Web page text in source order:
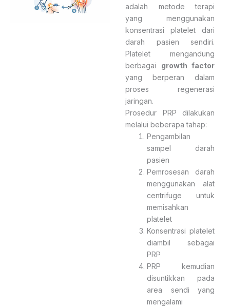
adalah metode terapi
yang menggunakan
konsentrasi platelet dari
darah pasien sendiri.
Platelet mengandung
berbagai growth factor
yang berperan dalam
proses regenerasi
jaringan.
Prosedur PRP dilakukan
melalui beberapa tahap:
Pengambilan
sampel darah
pasien
Pemrosesan darah
menggunakan alat
centrifuge untuk
memisahkan
platelet
Konsentrasi platelet
diambil sebagai
PRP
PRP kemudian
disuntikkan pada
area sendi yang
mengalami